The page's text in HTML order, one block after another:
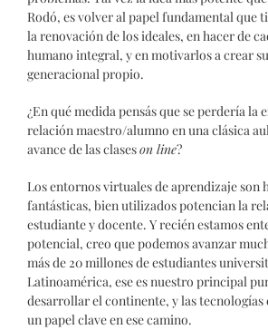
Rodó, es volver al papel fundamental que
la renovación de los ideales, en hacer de
humano integral, y en motivarlos a crear
generacional propio.
¿En qué medida pensás que se perdería la
relación maestro/alumno en una clásica
avance de las claseson line?
Los entornos virtuales de aprendizaje son
fantásticas, bien utilizados potencian la
estudiante y docente. Y recién estamos
potencial, creo que podemos avanzar
más de 20 millones de estudiantes
Latinoamérica, ese es nuestro principal
desarrollar el continente, y las tecnologías
un papel clave en ese camino.